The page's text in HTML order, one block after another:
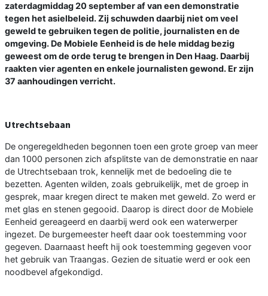
zaterdagmiddag 20 september af van een demonstratie
tegen het asielbeleid. Zij schuwden daarbij niet om veel
geweld te gebruiken tegen de politie, journalisten en de
omgeving. De Mobiele Eenheid is de hele middag bezig
geweest om de orde terug te brengen in Den Haag. Daarbij
raakten vier agenten en enkele journalisten gewond. Er zijn
37 aanhoudingen verricht.
Utrechtsebaan
De ongeregeldheden begonnen toen een grote groep van meer
dan 1000 personen zich afsplitste van de demonstratie en naar
de Utrechtsebaan trok, kennelijk met de bedoeling die te
bezetten. Agenten wilden, zoals gebruikelijk, met de groep in
gesprek, maar kregen direct te maken met geweld. Zo werd er
met glas en stenen gegooid. Daarop is direct door de Mobiele
Eenheid gereageerd en daarbij werd ook een waterwerper
ingezet. De burgemeester heeft daar ook toestemming voor
gegeven. Daarnaast heeft hij ook toestemming gegeven voor
het gebruik van Traangas. Gezien de situatie werd er ook een
noodbevel afgekondigd.